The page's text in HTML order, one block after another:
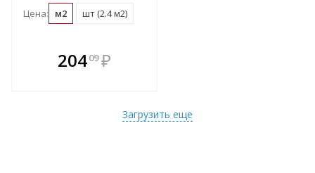
Цена: м2 шт (2.4 м2)
20409 ₽
Загрузить еще